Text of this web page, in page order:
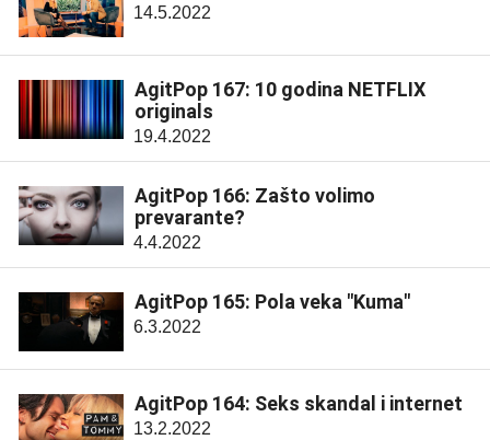
14.5.2022
AgitPop 167: 10 godina NETFLIX
originals
19.4.2022
AgitPop 166: Zašto volimo
prevarante?
4.4.2022
AgitPop 165: Pola veka "Kuma"
6.3.2022
AgitPop 164: Seks skandal i internet
13.2.2022